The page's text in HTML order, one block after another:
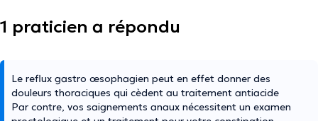
1 praticien a répondu
Le reflux gastro œsophagien peut en effet donner des
douleurs thoraciques qui cèdent au traitement antiacide
Par contre, vos saignements anaux nécessitent un examen